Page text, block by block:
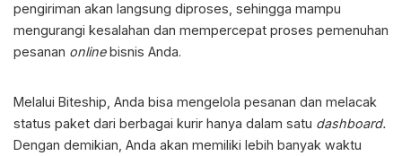
pengiriman akan langsung diproses, sehingga mampu
mengurangi kesalahan dan mempercepat proses pemenuhan
pesanan onlinebisnis Anda.
Melalui Biteship, Anda bisa mengelola pesanan dan melacak
status paket dari berbagai kurir hanya dalam satu dashboard.
Dengan demikian, Anda akan memiliki lebih banyak waktu